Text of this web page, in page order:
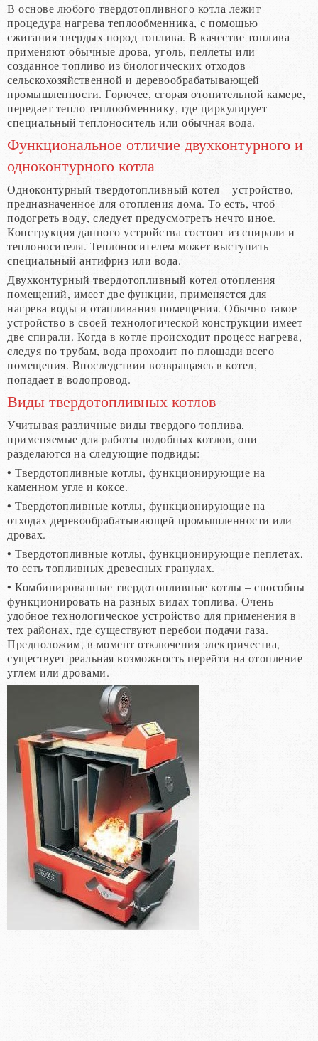
В основе любого твердотопливного котла лежит
процедура нагрева теплообменника, с помощью
сжигания твердых пород топлива. В качестве топлива
применяют обычные дрова, уголь, пеллеты или
созданное топливо из биологических отходов
сельскохозяйственной и деревообрабатывающей
промышленности. Горючее, сгорая отопительной камере,
передает тепло теплообменнику, где циркулирует
специальный теплоноситель или обычная вода.
Функциональное отличие двухконтурного и
одноконтурного котла
Одноконтурный твердотопливный котел – устройство,
предназначенное для отопления дома. То есть, чтоб
подогреть воду, следует предусмотреть нечто иное.
Конструкция данного устройства состоит из спирали и
теплоносителя. Теплоносителем может выступить
специальный антифриз или вода.
Двухконтурный твердотопливный котел отопления
помещений, имеет две функции, применяется для
нагрева воды и отапливания помещения. Обычно такое
устройство в своей технологической конструкции имеет
две спирали. Когда в котле происходит процесс нагрева,
следуя по трубам, вода проходит по площади всего
помещения. Впоследствии возвращаясь в котел,
попадает в водопровод.
Виды твердотопливных котлов
Учитывая различные виды твердого топлива,
применяемые для работы подобных котлов, они
разделаются на следующие подвиды:
• Твердотопливные котлы, функционирующие на
каменном угле и коксе.
• Твердотопливные котлы, функционирующие на
отходах деревообрабатывающей промышленности или
дровах.
• Твердотопливные котлы, функционирующие пеплетах,
то есть топливных древесных гранулах.
• Комбинированные твердотопливные котлы – способны
функционировать на разных видах топлива. Очень
удобное технологическое устройство для применения в
тех районах, где существуют перебои подачи газа.
Предположим, в момент отключения электричества,
существует реальная возможность перейти на отопление
углем или дровами.